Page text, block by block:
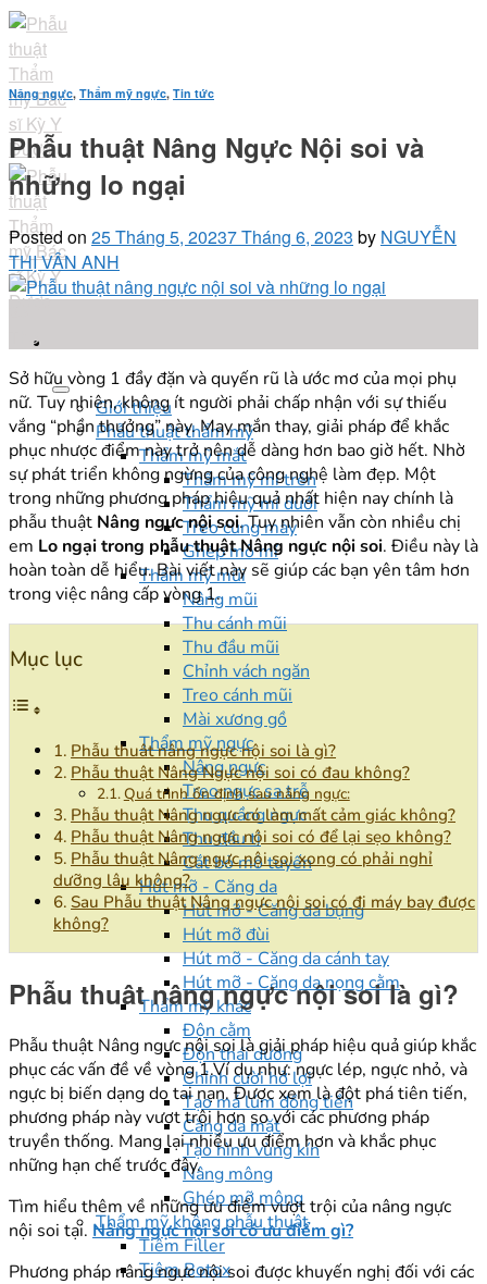
Skip
to
content
Giới thiệu
Phẫu thuật thẩm mỹ
Thẩm mỹ mắt
Thẩm mỹ mí trên
Thẩm mỹ mí dưới
Treo cung mày
Ghép mô mí
Thẩm mỹ mũi
Nâng mũi
Thu cánh mũi
Thu đầu mũi
Chỉnh vách ngăn
Treo cánh mũi
Mài xương gồ
Thẩm mỹ ngực
Nâng ngực
Treo ngực sa trễ
Thu quầng ngực
Thu đầu ti
Cắt bỏ mô tuyến
Hút mỡ - Căng da
Hút mỡ - Căng da bụng
Hút mỡ đùi
Hút mỡ - Căng da cánh tay
Hút mỡ - Căng da nọng cằm
Thẩm mỹ khác
Độn cằm
Độn thái dương
Chỉnh cười hở lợi
Tạo má lúm đồng tiền
Căng da mặt
Tạo hình vùng kín
Nâng mông
Ghép mỡ mông
Thẩm mỹ không phẫu thuật
Tiêm Filler
Tiêm Botox
Nâng ngực, Thẩm mỹ ngực, Tin tức
Phẫu thuật Nâng Ngực Nội soi và
những lo ngại
Posted on 25 Tháng 5, 20237 Tháng 6, 2023 by NGUYỄN
THỊ VÂN ANH
Th5
Sở hữu vòng 1 đầy đặn và quyến rũ là ước mơ của mọi phụ
nữ. Tuy nhiên, không ít người phải chấp nhận với sự thiếu
vắng “phần thưởng” này. May mắn thay, giải pháp để khắc
phục nhược điểm này trở nên dễ dàng hơn bao giờ hết. Nhờ
sự phát triển không ngừng của công nghệ làm đẹp. Một
trong những phương pháp hiệu quả nhất hiện nay chính là
phẫu thuật Nâng ngực nội soi. Tuy nhiên vẫn còn nhiều chị
em Lo ngại trong phẫu thuật Nâng ngực nội soi. Điều này là
hoàn toàn dễ hiểu. Bài viết này sẽ giúp các bạn yên tâm hơn
trong việc nâng cấp vòng 1.
Mục lục
Phẫu thuât nâng ngực nội soi là gì?
Phẫu thuật Nâng Ngực nội soi có đau không?
Quá trình ổn định sau nâng ngực:
Phẫu thuật Nâng ngực có làm mất cảm giác không?
Phẫu thuật Nâng ngực nội soi có để lại sẹo không?
Phẫu thuật Nâng ngực nội soi xong có phải nghỉ
dưỡng lâu không?
Sau Phẫu thuật Nâng ngực nội soi có đi máy bay được
không?
Phẫu thuât nâng ngực nội soi là gì?
Phẫu thuật Nâng ngực nội soi là giải pháp hiệu quả giúp khắc
phục các vấn đề về vòng 1.Ví dụ như: ngực lép, ngực nhỏ, và
ngực bị biến dạng do tai nạn. Được xem là đột phá tiên tiến,
phương pháp này vượt trội hơn so với các phương pháp
truyền thống. Mang lại nhiều ưu điểm hơn và khắc phục
những hạn chế trước đây.
Tìm hiểu thêm về những ưu điểm vượt trội của nâng ngực
nội soi tại. Nâng ngực nội soi có ưu điểm gì?
Phương pháp nâng ngực nội soi được khuyến nghị đối với các